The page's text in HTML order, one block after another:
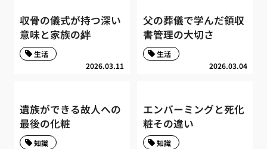
収骨の儀式が持つ深い
意味と家族の絆
2026.03.11
生活
父の葬儀で学んだ領収
書管理の大切さ
2026.03.04
生活
遺族ができる故人への
最後の化粧
知識
エンバーミングと死化
粧その違い
知識